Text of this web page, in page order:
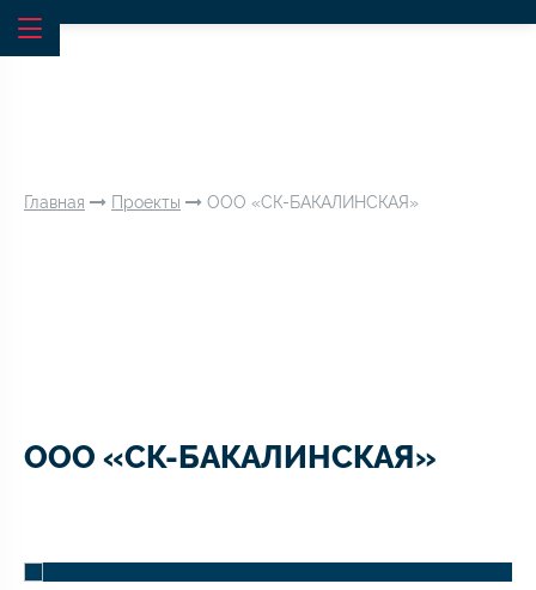
Главная Проекты ООО «СК-БАКАЛИНСКАЯ»
ООО «СК-БАКАЛИНСКАЯ»